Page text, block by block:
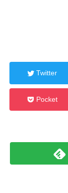
Twitter
Pocket